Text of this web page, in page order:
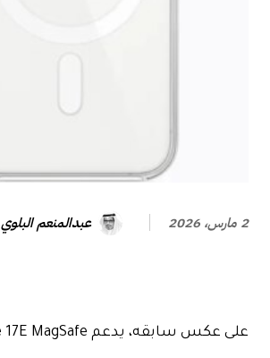
2 مارس، 2026 عبدالمنعم البلوي
على عكس سابقه، يدعم iPhone 17E MagSafe. | الصورة: أبل